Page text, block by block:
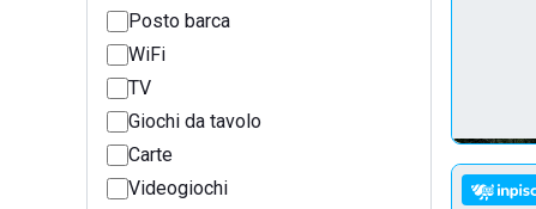
Posto barca
WiFi
TV
Giochi da tavolo
Carte
Videogiochi